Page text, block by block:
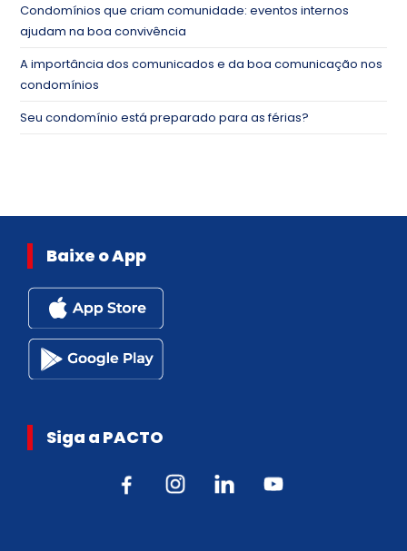
Condomínios que criam comunidade: eventos internos
ajudam na boa convivência
A importância dos comunicados e da boa comunicação nos
condomínios
Seu condomínio está preparado para as férias?
Baixe o App
Siga a PACTO